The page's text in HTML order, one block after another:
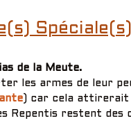
de la Meute.
les armes de leur
) car cela attirerait
Repentis restent des